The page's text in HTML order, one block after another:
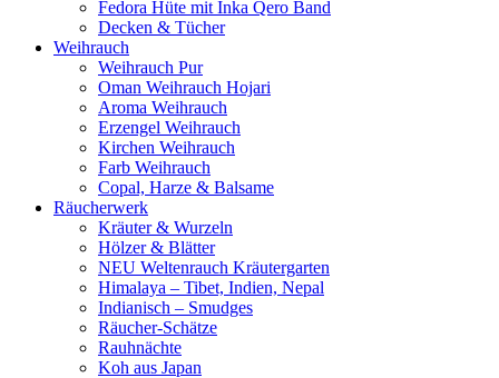
Fedora Hüte mit Inka Qero Band
Decken & Tücher
Weihrauch
Weihrauch Pur
Oman Weihrauch Hojari
Aroma Weihrauch
Erzengel Weihrauch
Kirchen Weihrauch
Farb Weihrauch
Copal, Harze & Balsame
Räucherwerk
Kräuter & Wurzeln
Hölzer & Blätter
NEU Weltenrauch Kräutergarten
Himalaya – Tibet, Indien, Nepal
Indianisch – Smudges
Räucher-Schätze
Rauhnächte
Koh aus Japan